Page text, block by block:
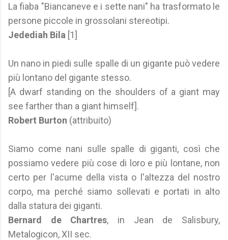
La fiaba "Biancaneve e i sette nani" ha trasformato le
persone piccole in grossolani stereotipi.
Jedediah Bila [1]
Un nano in piedi sulle spalle di un gigante può vedere
più lontano del gigante stesso.
[A dwarf standing on the shoulders of a giant may
see farther than a giant himself].
Robert Burton (attribuito)
Siamo come nani sulle spalle di giganti, così che
possiamo vedere più cose di loro e più lontane, non
certo per l'acume della vista o l'altezza del nostro
corpo, ma perché siamo sollevati e portati in alto
dalla statura dei giganti.
Bernard de Chartres, in Jean de Salisbury,
Metalogicon, XII sec.